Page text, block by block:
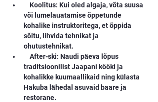
Koolitus: Kui oled algaja, võta suusa
või lumelauatamise õppetunde
kohalike instruktoritega, et õppida
sõitu, lihvida tehnikat ja
ohutustehnikat.
After-ski: Naudi päeva lõpus
traditsioonilist Jaapani kööki ja
kohalikke kuumaallikaid ning külasta
Hakuba lähedal asuvaid baare ja
restorane.